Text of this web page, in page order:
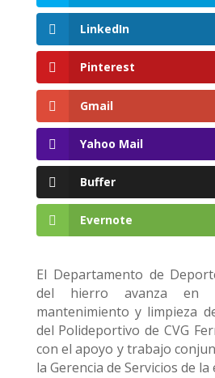
LinkedIn
Pinterest
Gmail
Yahoo Mail
Buffer
Evernote
El Departamento de
del hierro avanza en
mantenimiento y limpieza
del Polideportivo de CVG
con el apoyo y trabajo
la Gerencia de Servicios de